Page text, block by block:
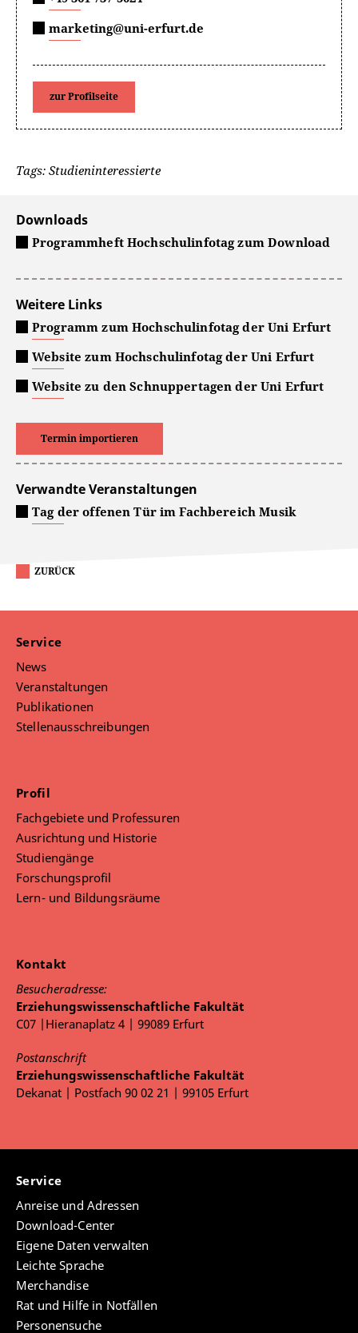
marketing@uni-erfurt.de
zur Profilseite
Tags: Studieninteressierte
Downloads
Programmheft Hochschulinfotag zum Download
Weitere Links
Programm zum Hochschulinfotag der Uni Erfurt
Website zum Hochschulinfotag der Uni Erfurt
Website zu den Schnuppertagen der Uni Erfurt
Termin importieren
Verwandte Veranstaltungen
Tag der offenen Tür im Fachbereich Musik
ZURÜCK
Service
News
Veranstaltungen
Publikationen
Stellenausschreibungen
Profil
Fachgebiete und Professuren
Ausrichtung und Historie
Studiengänge
Forschungsprofil
Lern- und Bildungsräume
Kontakt
Besucheradresse:
Erziehungswissenschaftliche Fakultät
C07 |Hieranaplatz 4 | 99089 Erfurt
Postanschrift
Erziehungswissenschaftliche Fakultät
Dekanat | Postfach 90 02 21 | 99105 Erfurt
Service
Anreise und Adressen
Download-Center
Eigene Daten verwalten
Leichte Sprache
Merchandise
Rat und Hilfe in Notfällen
Personensuche